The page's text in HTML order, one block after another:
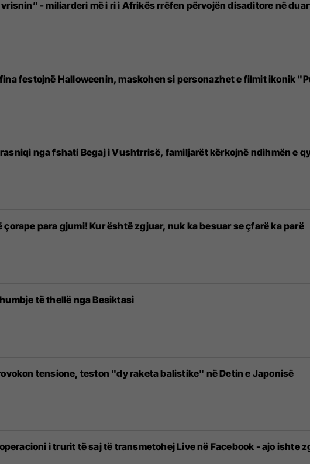
vrisnin” - miliarderi më i ri i Afrikës rrëfen përvojën disaditore në
festojnë Halloweenin, maskohen si personazhet e filmit ikonik
nga fshati Begaj i Vushtrrisë, familjarët kërkojnë ndihmën e
çorape para gjumi! Kur është zgjuar, nuk ka besuar se çfarë ka parë
të thellë nga Besiktasi
tensione, teston "dy raketa balistike" në Detin e Japonisë
i trurit të saj të transmetohej Live në Facebook - ajo ishte